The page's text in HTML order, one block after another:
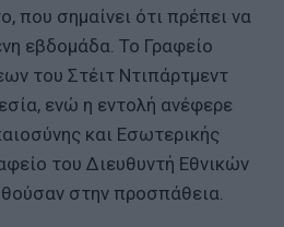
που σημαίνει ότι πρέπει να
εβδομάδα. Το Γραφείο
του Στέιτ Ντιπάρτμεντ
ενώ η εντολή ανέφερε
και Εσωτερικής
του Διευθυντή Εθνικών
στην προσπάθεια.